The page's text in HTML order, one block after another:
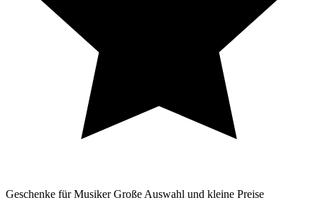
Geschenke für Musiker Große Auswahl und kleine Preise